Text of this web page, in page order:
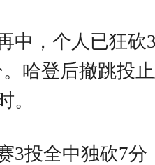
中，个人已狂
哈登后撤跳投
。
投全中独砍7